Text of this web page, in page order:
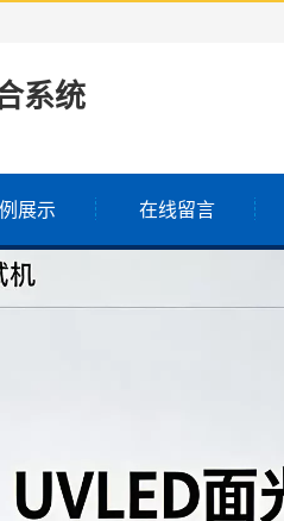
系统
展示 在线留言